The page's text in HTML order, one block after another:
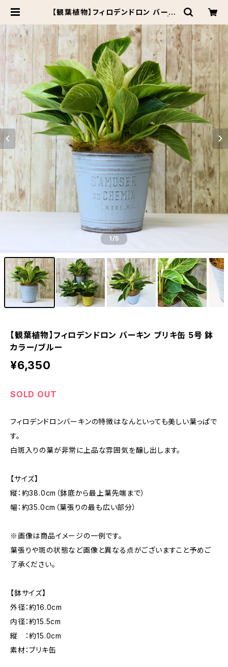
【観葉植物】フィロデンドロン バーキ
otanical Market KARACO
1/5
【観葉植物】フィロデンドロン バーキン ブリキ缶 5号 鉢
カラー/ブルー
¥6,350
SOLD OUT
フィロデンドロンバーキンの特徴はなんといっても美しい葉っぱで
す。
白斑入りの葉が非常に上品な雰囲気を醸し出します。
【サイズ】
縦：約38.0cm（鉢底から最上葉先端まで）
幅：約35.0cm（葉張りの最も広い部分）
※画像は商品イメージの一例です。
葉張りや斑の状態など画像と異なる点がございますこと予めご
了承ください。
【鉢サイズ】
外径：約16.0cm
内径：約15.5cm
縦 ：約15.0cm
素材：ブリキ缶